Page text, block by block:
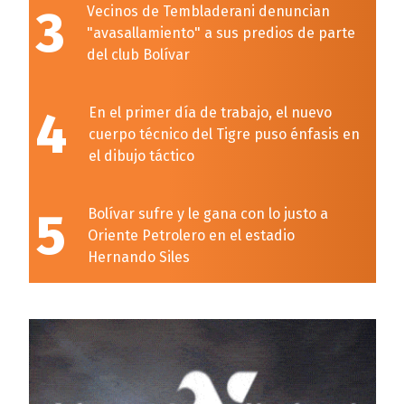
3
Vecinos de Tembladerani denuncian
"avasallamiento" a sus predios de parte
del club Bolívar
4
En el primer día de trabajo, el nuevo
cuerpo técnico del Tigre puso énfasis en
el dibujo táctico
5
Bolívar sufre y le gana con lo justo a
Oriente Petrolero en el estadio
Hernando Siles